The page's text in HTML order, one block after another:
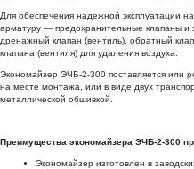
Для обеспечения надежной эксплуатации
арматуру — предохранительные клапаны
дренажный клапан (вентиль), обратный
клапана (вентиля) для удаления воздуха.
Экономайзер ЭЧБ-2-300 поставляется или
на месте монтажа, или в виде двух
металлической обшивкой.
Преимущества экономайзера ЭЧБ-2-300
Экономайзер изготовлен в